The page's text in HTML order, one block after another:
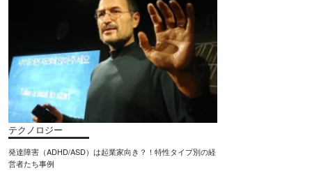
テクノロジー
発達障害（ADHD/ASD）は起業家向き？！特性タイプ別の経
営者たち事例